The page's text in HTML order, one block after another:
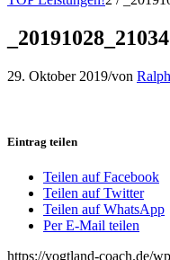
29. Oktober 2019/von
Eintrag teilen
Teilen auf Facebook
Teilen auf Twitter
Teilen auf WhatsApp
Per E-Mail teilen
https://vogtland-coach.de/